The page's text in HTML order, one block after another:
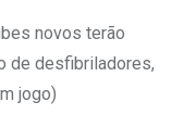
novos terão
de desfibriladores,
jogo)